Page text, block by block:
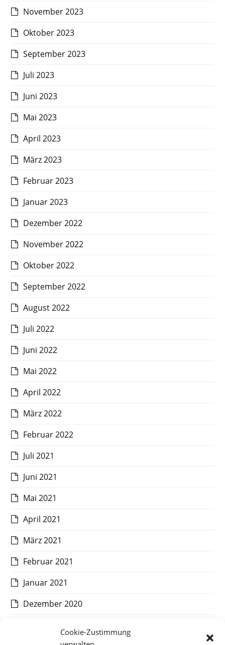
Cookie-Zustimmung
November 2023
Oktober 2023
September 2023
Juli 2023
Juni 2023
Mai 2023
April 2023
März 2023
Februar 2023
Januar 2023
Dezember 2022
November 2022
Oktober 2022
September 2022
August 2022
Juli 2022
Juni 2022
Mai 2022
April 2022
März 2022
Februar 2022
Juli 2021
Juni 2021
Mai 2021
April 2021
März 2021
Februar 2021
Januar 2021
Dezember 2020